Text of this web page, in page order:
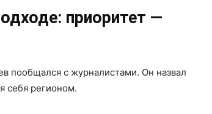
приоритет —
пообщался с журналистами. Он назвал
себя регионом.